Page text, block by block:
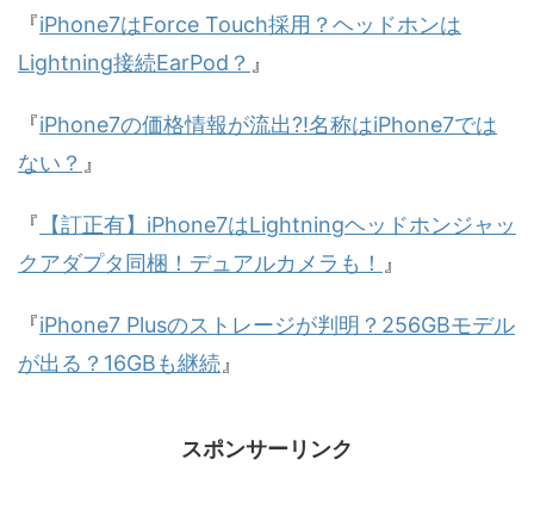
『iPhone7はForce Touch採用？ヘッドホンは
Lightning接続EarPod？ 』
『iPhone7の価格情報が流出?!名称はiPhone7では
ない？ 』
『 【訂正有】iPhone7はLightningヘッドホンジャッ
クアダプタ同梱！デュアルカメラも！ 』
『iPhone7 Plusのストレージが判明？256GBモデル
が出る？16GBも継続』
スポンサーリンク